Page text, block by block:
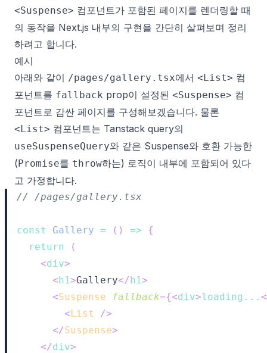
<Suspense> 컴포넌트가 포함된 페이지를 렌더링할 때
의 동작을 Next.js 내부의 구현을 간단히 살펴보며 정리
하려고 합니다.
예시
아래와 같이 /pages/gallery.tsx에서 <List> 컴
포넌트를 fallback prop이 설정된 <Suspense> 컴
포넌트로 감싼 페이지를 구성해보겠습니다. 물론
<List> 컴포넌트는 Tanstack query의
useSuspenseQuery와 같은 Suspense와 호환 가능한
(Promise를 throw하는) 로직이 내부에 포함되어 있다
고 가정합니다.
// /pages/gallery.tsx
const Gallery = ( ) =>
{
return
(
<div>
<h1>Gallery</h1>
<Suspense fallback={<div>loading...
<List
/>
</Suspense>
</div>